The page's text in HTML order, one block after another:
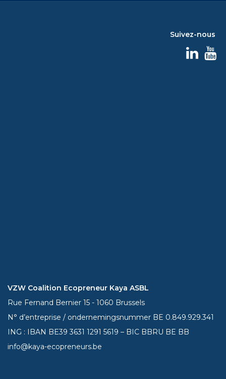
Suivez-nous
VZW Coalition Ecopreneur Kaya ASBL
Rue Fernand Bernier 15 - 1060 Brussels
N° d’entreprise / ondernemingsnummer BE 0.849.929.341
ING : IBAN BE393631 1291 5619 – BIC BBRU BE BB
info@kaya-ecopreneurs.be